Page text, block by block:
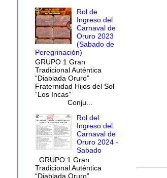
Rol de
Ingreso del
Carnaval de
Oruro 2023
(Sabado de
Peregrinación)
GRUPO 1 Gran
Tradicional Auténtica
“Diablada Oruro”
Fraternidad Hijos del Sol
“Los Incas”
Conju...
Rol del
Ingreso del
Carnaval de
Oruro 2024 -
Sabado
GRUPO 1 Gran
Tradicional Auténtica
“Diablada Oruro”